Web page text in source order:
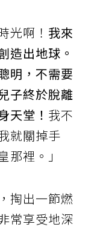
光啊！ 我來
造出地球。
明，不需要
子終於脫離
天堂！ 我不
就關掉手
裡。」
掏出一節燃
常享受地深